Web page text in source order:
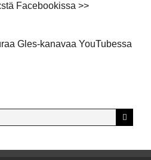
Facebookissa >>
Gles-kanavaa YouTubessa